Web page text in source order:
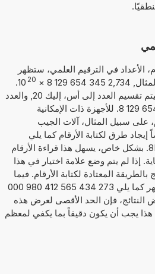
الأعداد في الترقيم العلمي، ستظهر
129 8
×
10 20
.
لهذا الشكل من التقديم، سيتم تقسيم العدد إلى أس، إليك 20, والعدد
الحقيقي، هنا 2,734 345 654 129 8. للأجهزة ذات الإمكانية
على سبيل المثال، آلات الجيب
إيجاد طرق لكتابة الأرقام كما يلي
2,734 345 654 129 8E+20. بشكل خاص، يسهل هذا قراءة الأرقام
إذا لم يتم وضع علامة اختيار في هذا
المعتادة لكتابة الأرقام. فيما
يخص المثال بالأعلى، سيظهر كما يلي 273 434 565 412 980 000
النتائج، فإن الحد الأقصى لعرض هذه
هو 14 موضع. هذا يجب أن يكون دقيقاً بما يكفي لمعظم